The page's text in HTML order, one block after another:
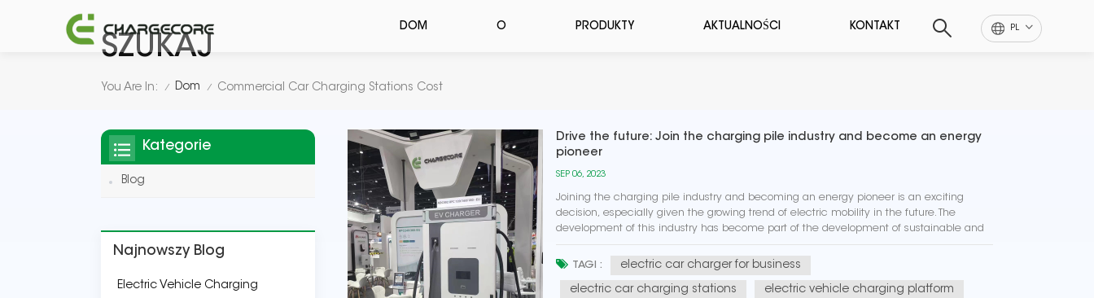
PL
DOM O PRODUKTY AKTUALNOŚCI KONTAKT
SZUKAJ
You Are In: / Dom / Commercial Car Charging Stations Cost
Drive the future: Join the charging pile industry and become an energy
pioneer
SEP 06, 2023
Joining the charging pile industry and becoming an energy pioneer is an exciting
decision, especially given the growing trend of electric mobility in the future. The
development of this industry has become part of the development of sustainable and
renewable energy sources, while also helping to red...
TAGI : electric car charger for business
electric car charging stations electric vehicle charging platform
Kategorie
Blog
Najnowszy Blog
Electric Vehicle Charging